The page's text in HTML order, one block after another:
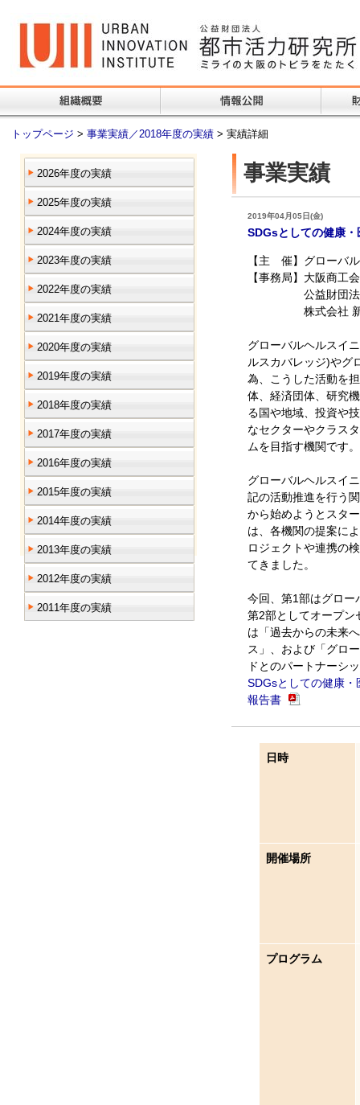
トップページ > 事業実績／2018年度の実績 > 実績詳細
2026年度の実績
2025年度の実績
2024年度の実績
2023年度の実績
2022年度の実績
2021年度の実績
2020年度の実績
2019年度の実績
2018年度の実績
2017年度の実績
2016年度の実績
2015年度の実績
2014年度の実績
2013年度の実績
2012年度の実績
2011年度の実績
事業実績
2019年04月05日(金)
SDGsとしての健康
【主 催】グローバ
【事務局】大阪商工
公益財団法人
株式会社 新産
グローバルヘルスイ
ルスカバレッジ)やグ
為、こうした活動を
体、経済団体、研究
る国や地域、投資や
なセクターやクラス
ムを目指す機関です。
グローバルヘルスイ
記の活動推進を行う
から始めようとスタ
は、各機関の提案に
ロジェクトや連携の
てきました。
今回、第1部はグロー
第2部としてオープン
は「過去からの未来
ス」、および「グロ
ドとのパートナーシ
SDGsとしての健康
報告書
日時
開催場所
プログラム